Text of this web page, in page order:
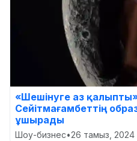
«Шешінуге аз
Сейітмағамбеттің
ұшырады
Шоу-бизнес•26 тамыз, 2024